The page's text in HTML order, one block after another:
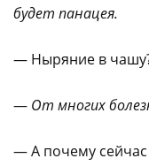
будет панацея.
— Ныряние в
— От многих
— А почему сейчас